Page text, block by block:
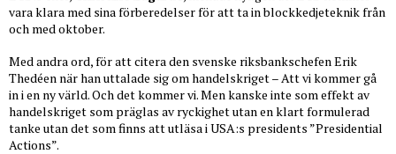
vara klara med sina förberedelser för att ta in blockkedjeteknik från
och med oktober.
Med andra ord, för att citera den svenske riksbankschefen Erik
Thedéen när han uttalade sig om handelskriget – Att vi kommer gå
in i en ny värld. Och det kommer vi. Men kanske inte som effekt av
handelskriget som präglas av ryckighet utan en klart formulerad
tanke utan det som finns att utläsa i USA:s presidents ”Presidential
Actions”.